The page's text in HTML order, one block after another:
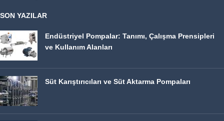
SON YAZILAR
Endüstriyel Pompalar: Tanımı, Çalışma Prensipleri
ve Kullanım Alanları
Süt Karıştırıcıları ve Süt Aktarma Pompaları